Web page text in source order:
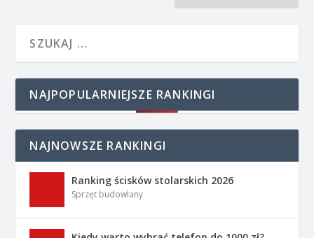
NAJPOPULARNIEJSZE RANKINGI
NAJNOWSZE RANKINGI
Ranking ścisków stolarskich 2026
Sprzęt budowlany